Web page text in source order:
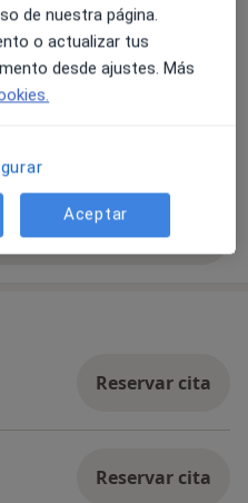
detalles
la experiencia
Reservar cita
Reservar cita
de nuestra página.
o actualizar tus
desde ajustes. Más
Aceptar